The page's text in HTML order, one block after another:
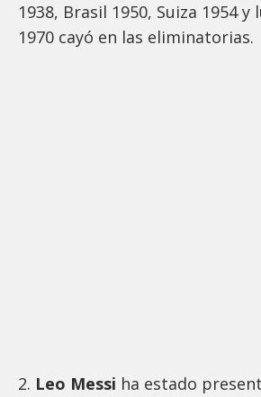
1938, Brasil 1950, Suiza 1954 y
1970 cayó en las eliminatorias.
2. Leo Messi ha estado